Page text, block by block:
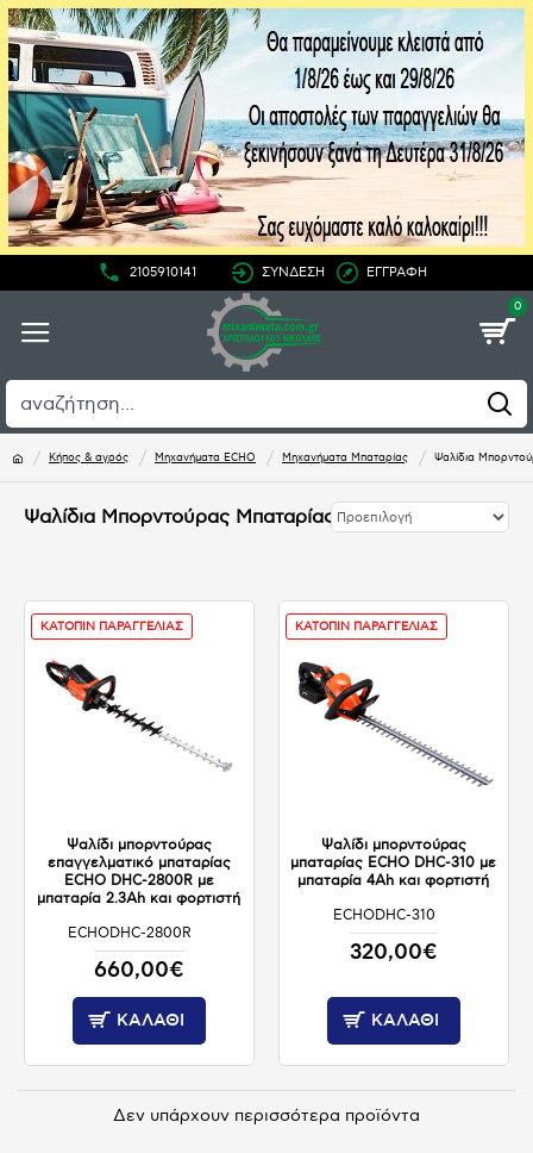
2105910141 ΣΥΝΔΕΣΗ ΕΓΓΡΑΦΗ
0
Κήπος & αγρός Μηχανήματα ECHO Μηχανήματα Μπαταρίας Ψαλίδια
Ψαλίδια Μπορντούρας Μπαταρίας
ΚΑΤΟΠΙΝ ΠΑΡΑΓΓΕΛΙΑΣ
ECHODHC-2800R
Ψαλίδι μπορντούρας
επαγγελματικό μπαταρίας
ECHO DHC-2800R με
μπαταρία 2.3Ah και φορτιστή
660,00€
ΚΑΛΆΘΙ
ΚΑΤΟΠΙΝ ΠΑΡΑΓΓΕΛΙΑΣ
ECHODHC-310
Ψαλίδι μπορντούρας
μπαταρίας ECHO DHC-310 με
μπαταρία 4Ah και φορτιστή
320,00€
ΚΑΛΆΘΙ
Δεν υπάρχουν περισσότερα προϊόντα